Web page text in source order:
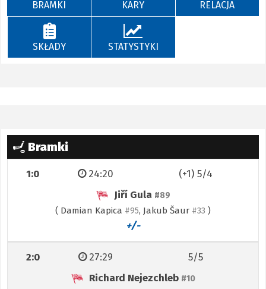
BRAMKI KARY RELACJA
SKŁADY STATYSTYKI
Bramki
1:0
Jiří Gula #89
( Damian Kapica #95, Jakub Šaur #33 )
+/-
(+1) 5/4
24:20
2:0
Richard Nejezchleb #10
5/5
27:29